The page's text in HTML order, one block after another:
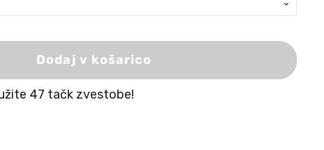
Dodaj v košarico
47 tačk zvestobe!